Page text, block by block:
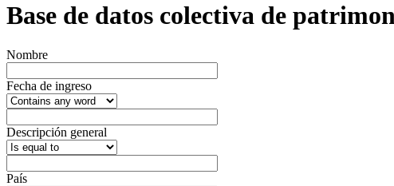
Base de datos colectiva de
Nombre
Fecha de ingreso
Descripción general
País